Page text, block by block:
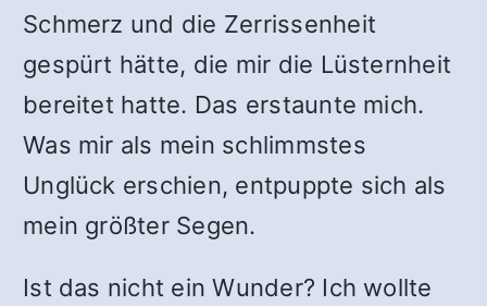
Schmerz und die Zerrissenheit
gespürt hätte, die mir die Lüsternheit
bereitet hatte. Das erstaunte mich.
Was mir als mein schlimmstes
Unglück erschien, entpuppte sich als
mein größter Segen.
Ist das nicht ein Wunder? Ich wollte